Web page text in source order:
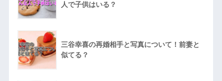
人で子供はいる？
三谷幸喜の再婚相手と写真について！前妻と
似てる？